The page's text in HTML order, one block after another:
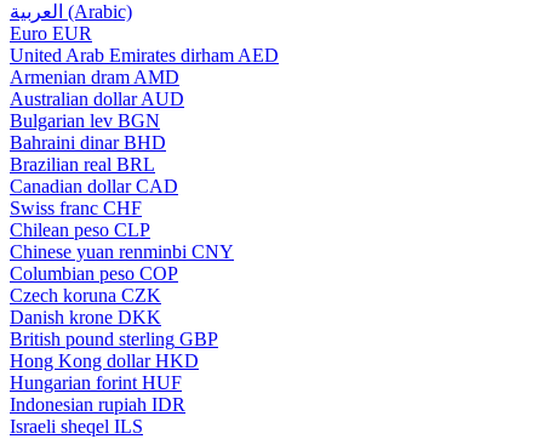
العربية (Arabic)
Euro EUR
United Arab Emirates dirham AED
Armenian dram AMD
Australian dollar AUD
Bulgarian lev BGN
Bahraini dinar BHD
Brazilian real BRL
Canadian dollar CAD
Swiss franc CHF
Chilean peso CLP
Chinese yuan renminbi CNY
Columbian peso COP
Czech koruna CZK
Danish krone DKK
British pound sterling GBP
Hong Kong dollar HKD
Hungarian forint HUF
Indonesian rupiah IDR
Israeli sheqel ILS